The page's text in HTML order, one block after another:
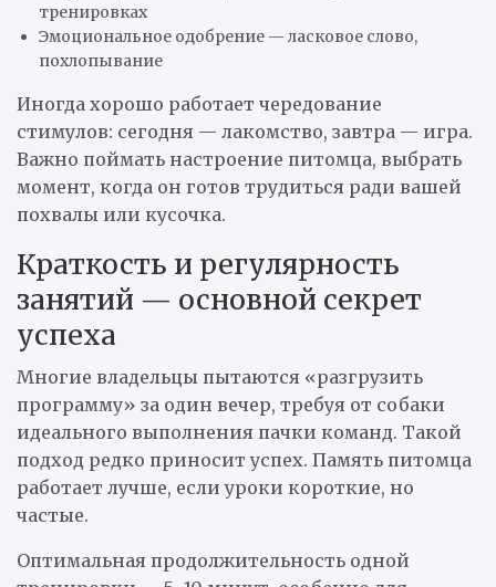
тренировках
Эмоциональное одобрение — ласковое слово,
похлопывание
Иногда хорошо работает чередование
стимулов: сегодня — лакомство, завтра — игра.
Важно поймать настроение питомца, выбрать
момент, когда он готов трудиться ради вашей
похвалы или кусочка.
Краткость и регулярность
занятий — основной секрет
успеха
Многие владельцы пытаются «разгрузить
программу» за один вечер, требуя от собаки
идеального выполнения пачки команд. Такой
подход редко приносит успех. Память питомца
работает лучше, если уроки короткие, но
частые.
Оптимальная продолжительность одной